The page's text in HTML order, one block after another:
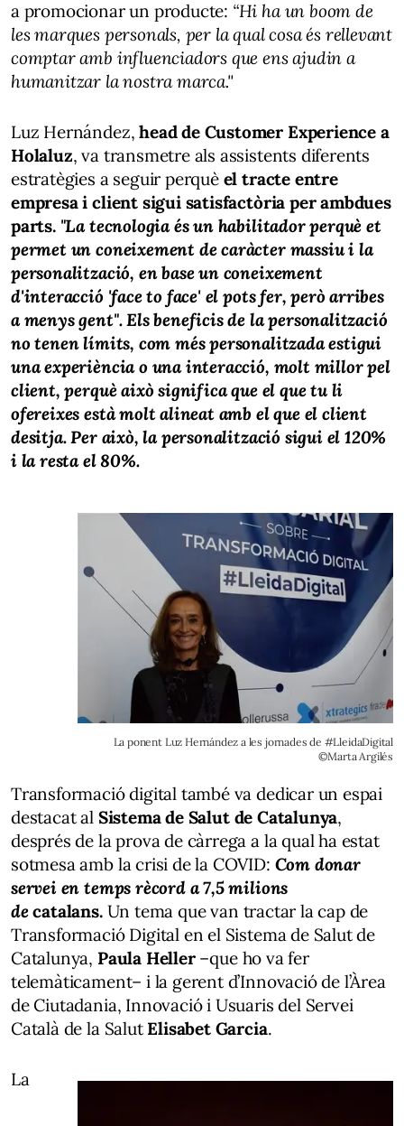
a promocionar un producte: “Hi ha un boom de
les marques personals, per la qual cosa és rellevant
comptar amb influenciadors que ens ajudin a
humanitzar la nostra marca."
Luz Hernández,head de Customer Experience a
Holaluz, va transmetre als assistents diferents
estratègies a seguir perquè el tracte entre
empresa i client sigui satisfactòria per ambdues
parts. "La tecnologia és un habilitador perquè et
permet un coneixement de caràcter massiu i la
personalització, en base un coneixement
d'interacció 'face to face' el pots fer, però arribes
a menys gent". Els beneficis de la personalització
no tenen límits, com més personalitzada estigui
una experiència o una interacció, molt millor pel
client, perquè això significa que el que tu li
ofereixes està molt alineat amb el que el client
desitja. Per això, la personalització sigui el 120%
i la resta el 80%.
La ponent Luz Hernández a les jornades de #LleidaDigital
©Marta Argilés
Transformació digital també va dedicar un espai
destacat alSistema de Salut de Catalunya,
després de la prova de càrrega a la qual ha estat
sotmesa amb la crisi de la COVID: Com donar
servei en temps rècord a 7,5 milions
decatalans.Un tema que van tractar la cap de
Transformació Digital en el Sistema de Salut de
Catalunya, Paula Heller –que ho va fer
telemàticament– i la gerent d’Innovació de l’Àrea
de Ciutadania, Innovació i Usuaris del Servei
Català de la Salut Elisabet Garcia.
La